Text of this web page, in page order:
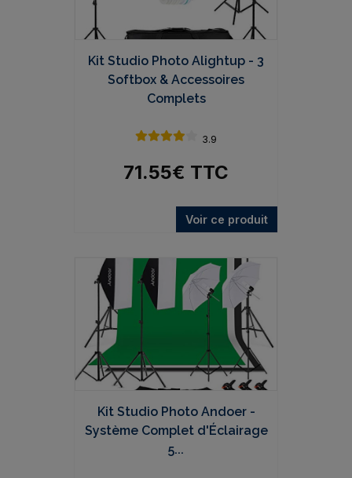
Kit Studio Photo Alightup - 3
Softbox & Accessoires
Complets
3.9
71.55€ TTC
Voir ce produit
Kit Studio Photo Andoer -
Système Complet d'Éclairage
5...